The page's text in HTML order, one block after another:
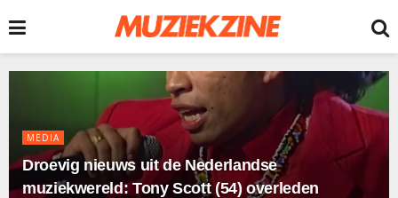
MEDIA
Droevig nieuws uit de Nederlandse
muziekwereld: Tony Scott (54) overleden